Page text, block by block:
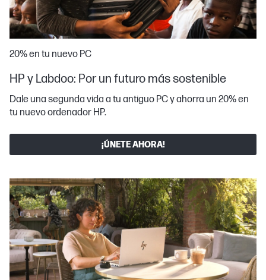
20% en tu nuevo PC
HP y Labdoo: Por un futuro más sostenible
Dale una segunda vida a tu antiguo PC y ahorra un 20% en
tu nuevo ordenador HP.
¡ÚNETE AHORA!